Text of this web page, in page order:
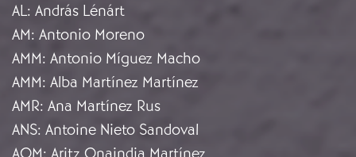
AL: András Lénárt
AM: Antonio Moreno
AMM: Antonio Míguez Macho
AMM: Alba Martínez Martínez
AMR: Ana Martínez Rus
ANS: Antoine Nieto Sandoval